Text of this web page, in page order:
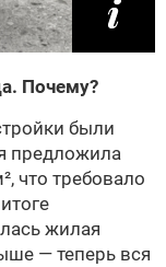
Почему?
были
предложила
что требовало
жилая
— теперь вся